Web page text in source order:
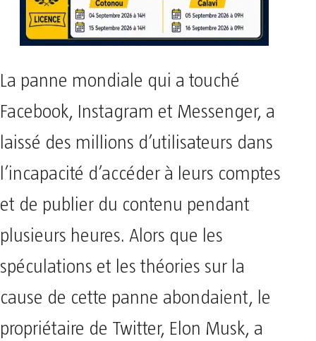
La panne mondiale qui a touché
Facebook, Instagram et Messenger, a
laissé des millions d’utilisateurs dans
l’incapacité d’accéder à leurs comptes
et de publier du contenu pendant
plusieurs heures. Alors que les
spéculations et les théories sur la
cause de cette panne abondaient, le
propriétaire de Twitter, Elon Musk, a